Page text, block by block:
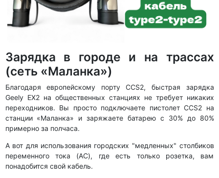
Зарядка в городе и на трассах
(сеть «Маланка»)
Благодаря европейскому порту CCS2, быстрая зарядка
Geely EX2 на общественных станциях не требует никаких
переходников. Вы просто подключаете пистолет CCS2 на
станции «Маланка» и заряжаете батарею с 30% до 80%
примерно за полчаса.
А вот для использования городских "медленных" столбиков
переменного тока (AC), где есть только розетка, вам
понадобится свой кабель.